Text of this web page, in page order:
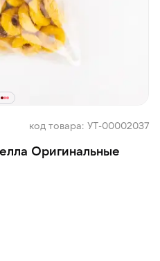
код товара: УТ-00002037
Оригинальные